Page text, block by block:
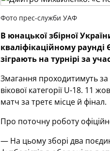
Фото прес-служби УАФ
В юнацької збірної
кваліфікаційному раунді
зіграють на турнірі за
Змагання проходитимуть
вікової категорії U-18. 11
матч за третє місце й фінал.
Про поточну роботу
— На цьому зборі два